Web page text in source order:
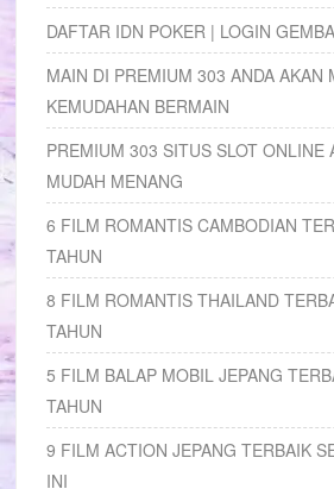
DAFTAR IDN POKER | LOGIN
MAIN DI PREMIUM 303 ANDA AKAN
KEMUDAHAN BERMAIN
PREMIUM 303 SITUS SLOT ONLINE
MUDAH MENANG
6 FILM ROMANTIS CAMBODIAN
TAHUN
8 FILM ROMANTIS THAILAND
TAHUN
5 FILM BALAP MOBIL JEPANG
TAHUN
9 FILM ACTION JEPANG TERBAIK
INI